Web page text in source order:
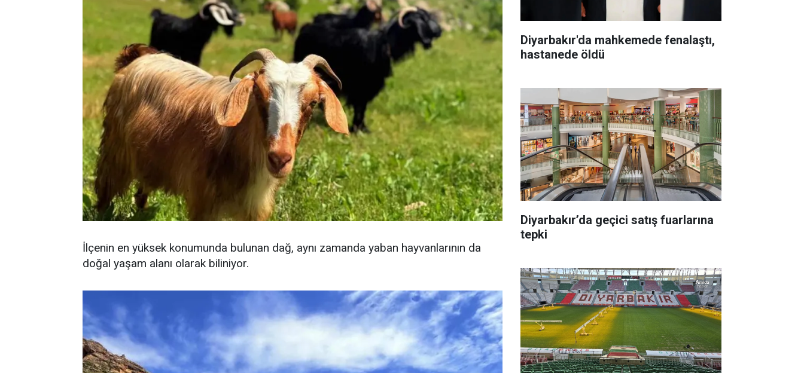
İlçenin en yüksek konumunda bulunan dağ, aynı zamanda yaban hayvanlarının da
doğal yaşam alanı olarak biliniyor.
Diyarbakır'da mahkemede fenalaştı,
hastanede öldü
Diyarbakır’da geçici satış fuarlarına
tepki